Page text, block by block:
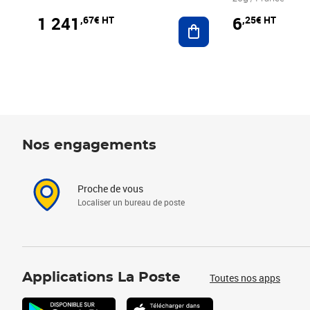
1 241 ,67€ HT Ajouter au panier
6,25€ HT
Nos engagements
Proche de vous
Localiser un bureau de poste
Applications La Poste Toutes nos apps